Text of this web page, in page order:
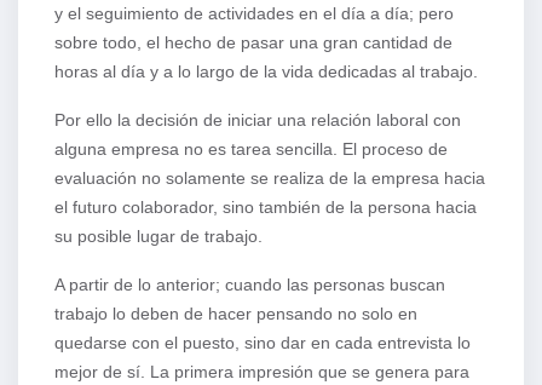
y el seguimiento de actividades en el día a día; pero
sobre todo, el hecho de pasar una gran cantidad de
horas al día y a lo largo de la vida dedicadas al trabajo.
Por ello la decisión de iniciar una relación laboral con
alguna empresa no es tarea sencilla. El proceso de
evaluación no solamente se realiza de la empresa hacia
el futuro colaborador, sino también de la persona hacia
su posible lugar de trabajo.
A partir de lo anterior; cuando las personas buscan
trabajo lo deben de hacer pensando no solo en
quedarse con el puesto, sino dar en cada entrevista lo
mejor de sí. La primera impresión que se genera para